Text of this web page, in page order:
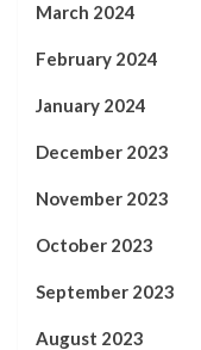
March 2024
February 2024
January 2024
December 2023
November 2023
October 2023
September 2023
August 2023